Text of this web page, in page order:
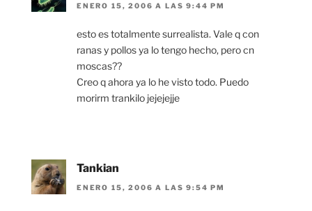
ENERO 15, 2006 A LAS 9:44 PM
esto es totalmente surrealista. Vale q con
ranas y pollos ya lo tengo hecho, pero cn
moscas??
Creo q ahora ya lo he visto todo. Puedo
morirm trankilo jejejejje
Tankian
ENERO 15, 2006 A LAS 9:54 PM